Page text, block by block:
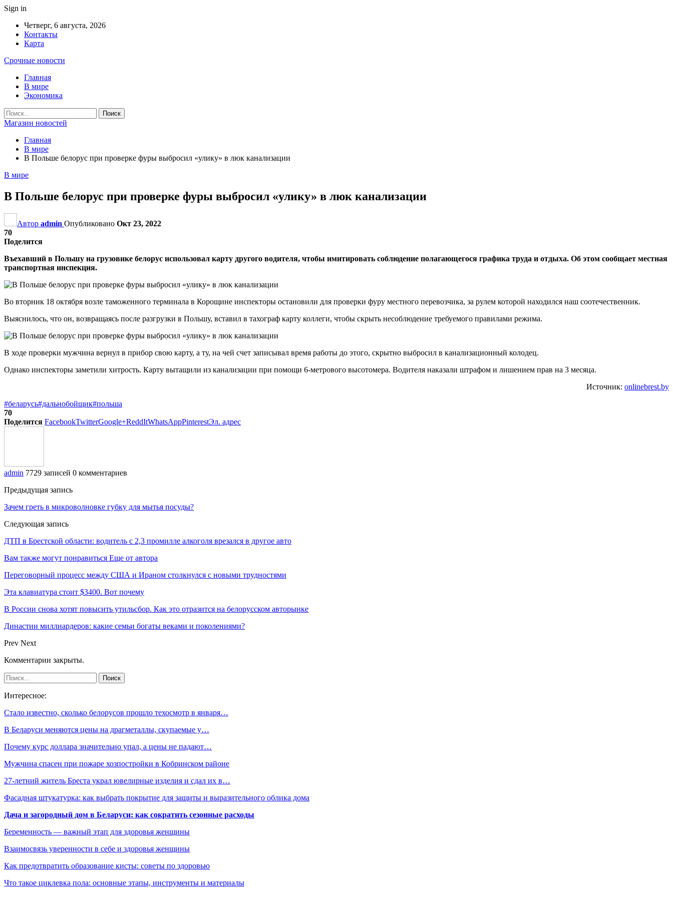
Sign in
Четверг, 6 августа, 2026
Контакты
Карта
Срочные новости
Главная
В мире
Экономика
Магазин новостей
Главная
В мире
В Польше белорус при проверке фуры выбросил «улику» в люк канализации
В мире
В Польше белорус при проверке фуры выбросил «улику» в люк канализации
Автор admin Опубликовано Окт 23, 2022
70
Поделится
Въехавший в Польшу на грузовике белорус использовал карту другого водителя, чтобы имитировать соблюдение полагающегося графика труда и отдыха. Об этом сообщает местная
транспортная инспекция.
Во вторник 18 октября возле таможенного терминала в Корощине инспекторы остановили для проверки фуру местного перевозчика, за рулем которой находился наш соотечественник.
Выяснилось, что он, возвращаясь после разгрузки в Польшу, вставил в тахограф карту коллеги, чтобы скрыть несоблюдение требуемого правилами режима.
В ходе проверки мужчина вернул в прибор свою карту, а ту, на чей счет записывал время работы до этого, скрытно выбросил в канализационный колодец.
Однако инспекторы заметили хитрость. Карту вытащили из канализации при помощи 6-метрового высотомера. Водителя наказали штрафом и лишением прав на 3 месяца.
Источник: onlinebrest.by
#беларусь#дальнобойщик#польша
70
Поделится FacebookTwitterGoogle+ReddItWhatsAppPinterestЭл. адрес
admin 7729 записей 0 комментариев
Предыдущая запись
Зачем греть в микроволновке губку для мытья посуды?
Следующая запись
ДТП в Брестской области: водитель с 2,3 промилле алкоголя врезался в другое авто
Вам также могут понравиться Еще от автора
Переговорный процесс между США и Ираном столкнулся с новыми трудностями
Эта клавиатура стоит $3400. Вот почему
В России снова хотят повысить утильсбор. Как это отразится на белорусском авторынке
Династии миллиардеров: какие семьи богаты веками и поколениями?
Prev Next
Комментарии закрыты.
Интересное:
Стало известно, сколько белорусов прошло техосмотр в января…
В Беларуси меняются цены на драгметаллы, скупаемые у…
Почему курс доллара значительно упал, а цены не падают…
Мужчина спасен при пожаре хозпостройки в Кобринском районе
27-летний житель Бреста украл ювелирные изделия и сдал их в…
Фасадная штукатурка: как выбрать покрытие для защиты и выразительного облика дома
Дача и загородный дом в Беларуси: как сократить сезонные расходы
Беременность — важный этап для здоровья женщины
Взаимосвязь уверенности в себе и здоровья женщины
Как предотвратить образование кисты: советы по здоровью
Что такое циклевка пола: основные этапы, инструменты и материалы